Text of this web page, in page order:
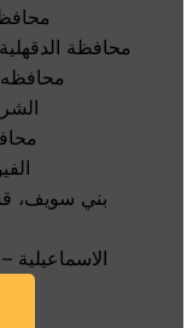
محافظة الدقهلية،
بني سويف،
الاسماعيلية